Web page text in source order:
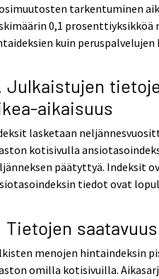
tarkentuminen
0,1
kuin
Julkaistujen
aikaisuus
lasketaan
kotisivulla
päätyttyä. Indeksit
tiedot ovat
Tietojen
menojen hintaindeksin
omilla kotisivuilla.